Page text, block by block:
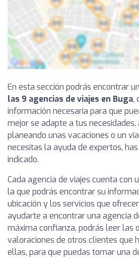
En esta sección podrás encontrar
las 9 agencias de viajes en Buga,
información necesaria para que
mejor se adapte a tus necesidades,
planeando unas vacaciones o un
necesitas la ayuda de expertos,
indicado.
Cada agencia de viajes cuenta con
la que podrás encontrar su
ubicación y los servicios que
ayudarte a encontrar una agencia
máxima confianza, podrás leer las
valoraciones de otros clientes que
ellas, para que puedas tomar una